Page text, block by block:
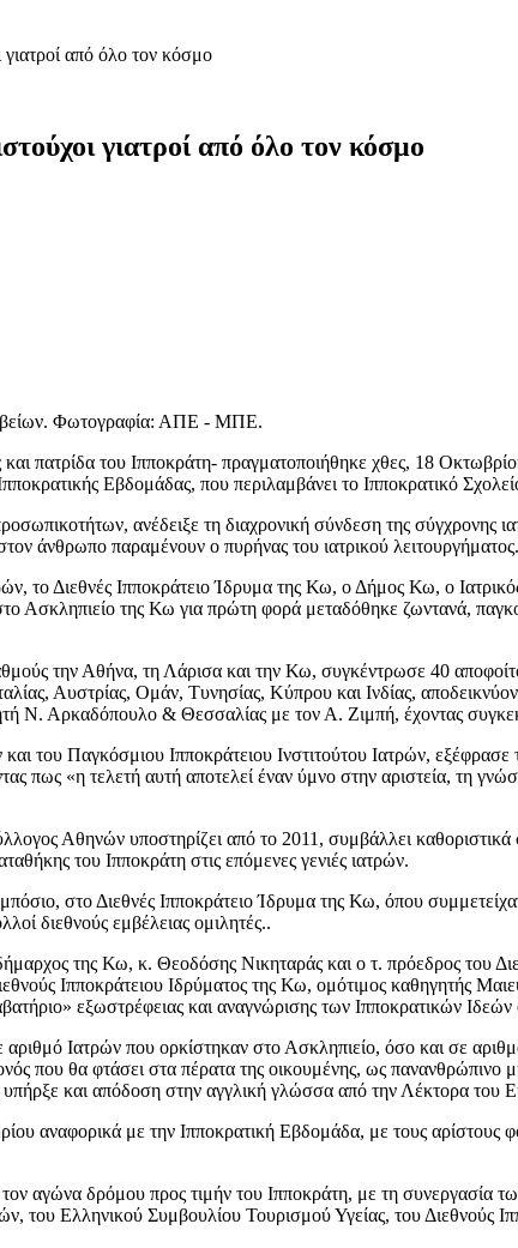
από όλο τον κόσμο
γιατροί από όλο τον κόσμο
Φωτογραφία: ΑΠΕ - ΜΠΕ.
και πατρίδα του Ιπποκράτη- πραγματοποιήθηκε χθες, 18
Εβδομάδας, που περιλαμβάνει το Ιπποκρατικό
ανέδειξε τη διαχρονική σύνδεση της σύγχρονης
άνθρωπο παραμένουν ο πυρήνας του ιατρικού λειτουργήματος.
το Διεθνές Ιπποκράτειο Ίδρυμα της Κω, ο Δήμος Κω, ο
Ασκληπιείο της Κω για πρώτη φορά μεταδόθηκε ζωντανά,
την Αθήνα, τη Λάρισα και την Κω, συγκέντρωσε 40
Αυστρίας, Ομάν, Τυνησίας, Κύπρου και Ινδίας,
Αρκαδόπουλο & Θεσσαλίας με τον Α. Ζιμπή, έχοντας
Παγκόσμιου Ιπποκράτειου Ινστιτούτου Ιατρών, εξέφρασε
πως «η τελετή αυτή αποτελεί έναν ύμνο στην αριστεία, τη
Αθηνών υποστηρίζει από το 2011, συμβάλλει καθοριστικά
του Ιπποκράτη στις επόμενες γενιές ιατρών.
στο Διεθνές Ιπποκράτειο Ίδρυμα της Κω, όπου
διεθνούς εμβέλειας ομιλητές..
της Κω, κ. Θεοδόσης Νικηταράς και ο τ. πρόεδρος του
Ιπποκράτειου Ιδρύματος της Κω, ομότιμος καθηγητής
εξωστρέφειας και αναγνώρισης των Ιπποκρατικών Ιδεών
Ιατρών που ορκίστηκαν στο Ασκληπιείο, όσο και σε
που θα φτάσει στα πέρατα της οικουμένης, ως πανανθρώπινο
και απόδοση στην αγγλική γλώσσα από την Λέκτορα
αναφορικά με την Ιπποκρατική Εβδομάδα, με τους αρίστους
αγώνα δρόμου προς τιμήν του Ιπποκράτη, με τη συνεργασία
του Ελληνικού Συμβουλίου Τουρισμού Υγείας, του Διεθνούς